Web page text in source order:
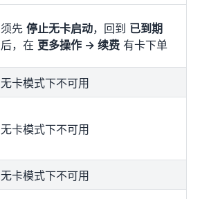
须先 停止无卡启动，回到 已到期
后，在 更多操作 → 续费 有卡下单
无卡模式下不可用
无卡模式下不可用
无卡模式下不可用